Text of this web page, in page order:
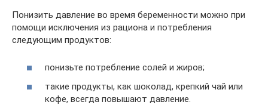
Понизить давление во время беременности можно при
помощи исключения из рациона и потребления
следующим продуктов:
понизьте потребление солей и жиров;
такие продукты, как шоколад, крепкий чай или
кофе, всегда повышают давление.